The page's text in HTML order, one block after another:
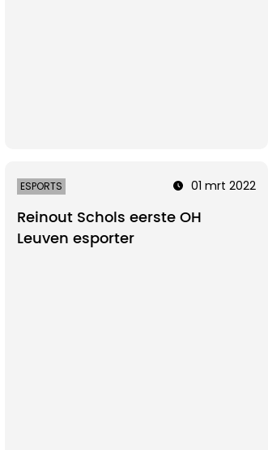
ESPORTS 01 mrt 2022
Reinout Schols eerste OH
Leuven esporter